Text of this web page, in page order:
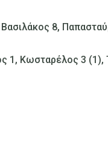
8,
Κωσταρέλος 3